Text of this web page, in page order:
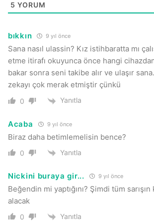
5 YORUM
bıkkın 9 yıl önce
Sana nasıl ulassin? Kız istihbaratta mı
etme itirafı okuyunca önce hangi cihazdan
bakar sonra seni takibe alır ve ulaşır
zekayı çok merak etmiştir çünkü
0 Yanıtla
Acaba 9 yıl önce
Biraz daha betimlemelisin bence?
0 Yanıtla
Nickini buraya gir... 9 yıl önce
Beğendin mi yaptığını? Şimdi tüm
alacak
0 Yanıtla